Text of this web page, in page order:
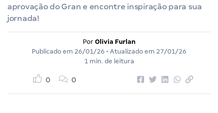
aprovação do Gran e encontre inspiração para sua
jornada!
Por Olivia Furlan
Publicado em 26/01/26 • Atualizado em 27/01/26
1 min. de leitura
0 0